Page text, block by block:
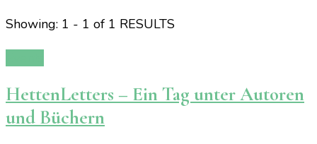
Showing: 1 - 1 of 1 RESULTS
HettenLetters – Ein Tag unter Autoren
und Büchern